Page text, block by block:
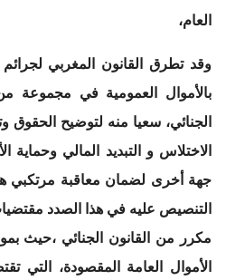
العام،
وقد تطرق القانون المغربي لجرائم
بالأموال العمومية في مجموعة
الجنائي، سعيا منه لتوضيح الحقوق
الاختلاس و التبديد المالي وحماية
جهة أخرى لضمان معاقبة مرتكبي
مكرر من القانون الجنائي ،حيث
الأموال العامة المقصودة، التي